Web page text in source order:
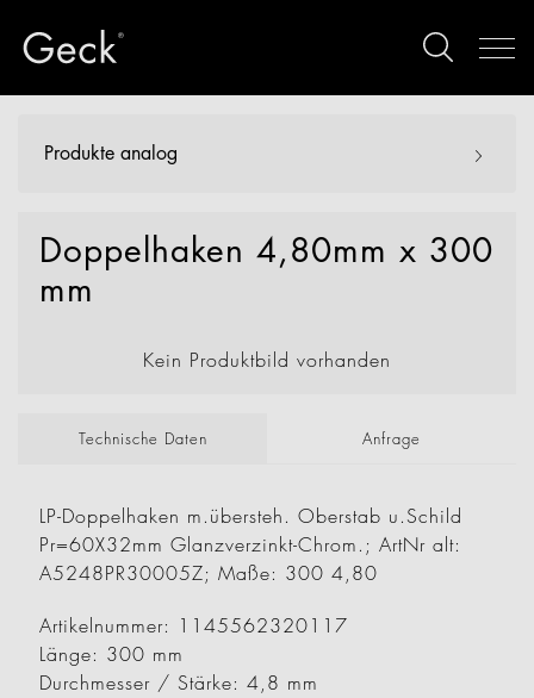
Produkte analog
Doppelhaken 4,80mm x 300
mm
Kein Produktbild vorhanden
Technische Daten Anfrage
LP-Doppelhaken m.übersteh. Oberstab u.Schild
Pr=60X32mm Glanzverzinkt-Chrom.; ArtNr alt:
A5248PR30005Z; Maße: 300 4,80
Artikelnummer: 1145562320117
Länge: 300 mm
Durchmesser / Stärke: 4,8 mm